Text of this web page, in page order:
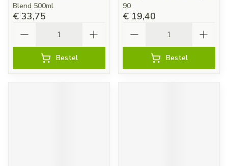
Blend 500ml
€ 33,75
Bestel
90
€ 19,40
Bestel